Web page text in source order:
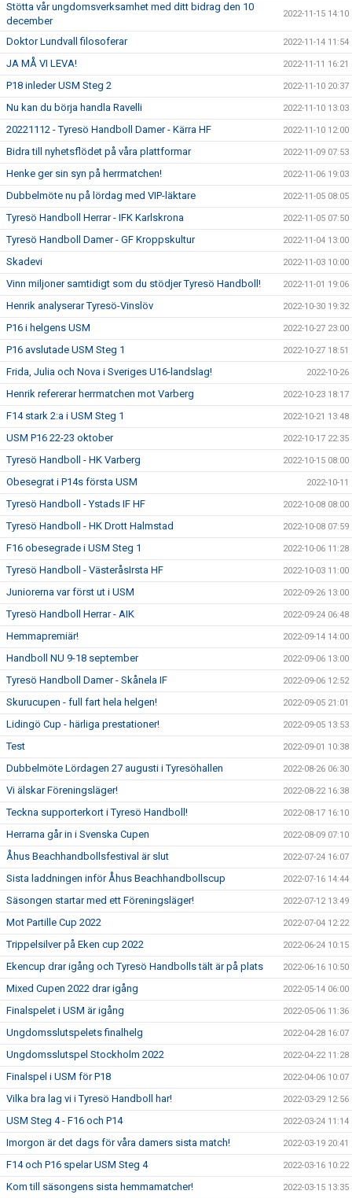
Stötta vår ungdomsverksamhet med ditt bidrag den 10
december
2022-11-15 14:10
Doktor Lundvall filosoferar 2022-11-14 11:54
JA MÅ VI LEVA! 2022-11-11 16:21
P18 inleder USM Steg 2 2022-11-10 20:37
Nu kan du börja handla Ravelli 2022-11-10 13:03
20221112 - Tyresö Handboll Damer - Kärra HF 2022-11-10 12:00
Bidra till nyhetsflödet på våra plattformar 2022-11-09 07:53
Henke ger sin syn på herrmatchen! 2022-11-06 19:03
Dubbelmöte nu på lördag med VIP-läktare 2022-11-05 08:05
Tyresö Handboll Herrar - IFK Karlskrona 2022-11-05 07:50
Tyresö Handboll Damer - GF Kroppskultur 2022-11-04 13:00
Skadevi 2022-11-03 10:00
Vinn miljoner samtidigt som du stödjer Tyresö Handboll! 2022-11-01 19:06
Henrik analyserar Tyresö-Vinslöv 2022-10-30 19:32
P16 i helgens USM 2022-10-27 23:00
P16 avslutade USM Steg 1 2022-10-27 18:51
Frida, Julia och Nova i Sveriges U16-landslag! 2022-10-26
Henrik refererar herrmatchen mot Varberg 2022-10-23 18:17
F14 stark 2:a i USM Steg 1 2022-10-21 13:48
USM P16 22-23 oktober 2022-10-17 22:35
Tyresö Handboll - HK Varberg 2022-10-15 08:00
Obesegrat i P14s första USM 2022-10-11
Tyresö Handboll - Ystads IF HF 2022-10-08 08:00
Tyresö Handboll - HK Drott Halmstad 2022-10-08 07:59
F16 obesegrade i USM Steg 1 2022-10-06 11:28
Tyresö Handboll - VästeråsIrsta HF 2022-10-03 11:00
Juniorerna var först ut i USM 2022-09-26 13:00
Tyresö Handboll Herrar - AIK 2022-09-24 06:48
Hemmapremiär! 2022-09-14 14:00
Handboll NU 9-18 september 2022-09-06 13:00
Tyresö Handboll Damer - Skånela IF 2022-09-06 12:52
Skurucupen - full fart hela helgen! 2022-09-05 21:01
Lidingö Cup - härliga prestationer! 2022-09-05 13:53
Test 2022-09-01 10:38
Dubbelmöte Lördagen 27 augusti i Tyresöhallen 2022-08-26 06:30
Vi älskar Föreningsläger! 2022-08-22 16:38
Teckna supporterkort i Tyresö Handboll! 2022-08-17 16:10
Herrarna går in i Svenska Cupen 2022-08-09 07:10
Åhus Beachhandbollsfestival är slut 2022-07-24 16:07
Sista laddningen inför Åhus Beachhandbollscup 2022-07-16 14:44
Säsongen startar med ett Föreningsläger! 2022-07-12 13:49
Mot Partille Cup 2022 2022-07-04 12:22
Trippelsilver på Eken cup 2022 2022-06-24 10:15
Ekencup drar igång och Tyresö Handbolls tält är på plats 2022-06-16 10:50
Mixed Cupen 2022 drar igång 2022-05-14 06:00
Finalspelet i USM är igång 2022-05-06 11:36
Ungdomsslutspelets finalhelg 2022-04-28 16:07
Ungdomsslutspel Stockholm 2022 2022-04-22 11:28
Finalspel i USM för P18 2022-04-06 10:07
Vilka bra lag vi i Tyresö Handboll har! 2022-03-29 12:56
USM Steg 4 - F16 och P14 2022-03-24 11:14
Imorgon är det dags för våra damers sista match! 2022-03-19 20:41
F14 och P16 spelar USM Steg 4 2022-03-16 10:22
Kom till säsongens sista hemmamatcher! 2022-03-15 13:35